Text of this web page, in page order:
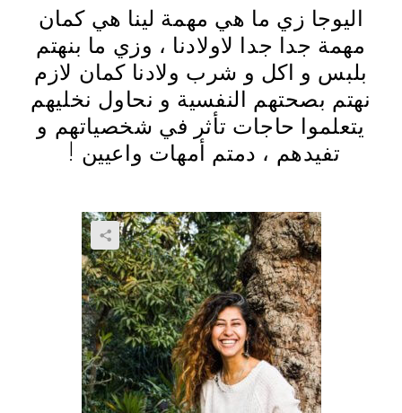
اليوجا زي ما هي مهمة لينا هي كمان
مهمة جدا جدا لاولادنا ، وزي ما بنهتم
بلبس و اكل و شرب ولادنا كمان لازم
نهتم بصحتهم النفسية و نحاول نخليهم
يتعلموا حاجات تأثر في شخصياتهم و
تفيدهم ، دمتم أمهات واعيين !